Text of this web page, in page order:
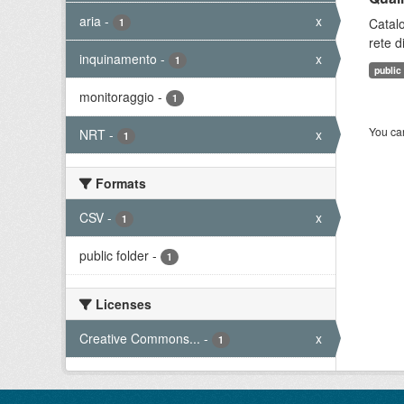
aria - 1 x
inquinamento - 1 x
monitoraggio - 1
NRT - 1 x
Formats
CSV - 1 x
public folder - 1
Licenses
Creative Commons... - 1 x
rete
public
You